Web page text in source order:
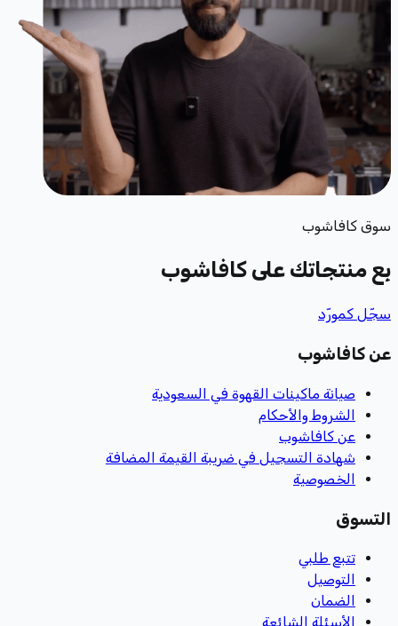
سوق كافاشوب
بِع منتجاتك على كافاشوب
سجّل كمورّد
عن كافاشوب
صيانة ماكينات القهوة في السعودية
الشروط والأحكام
عن كافاشوب
شهادة التسجيل في ضريبة القيمة المضافة
الخصوصية
التسوق
تتبع طلبي
التوصيل
الضمان
الأسئلة الشائعة